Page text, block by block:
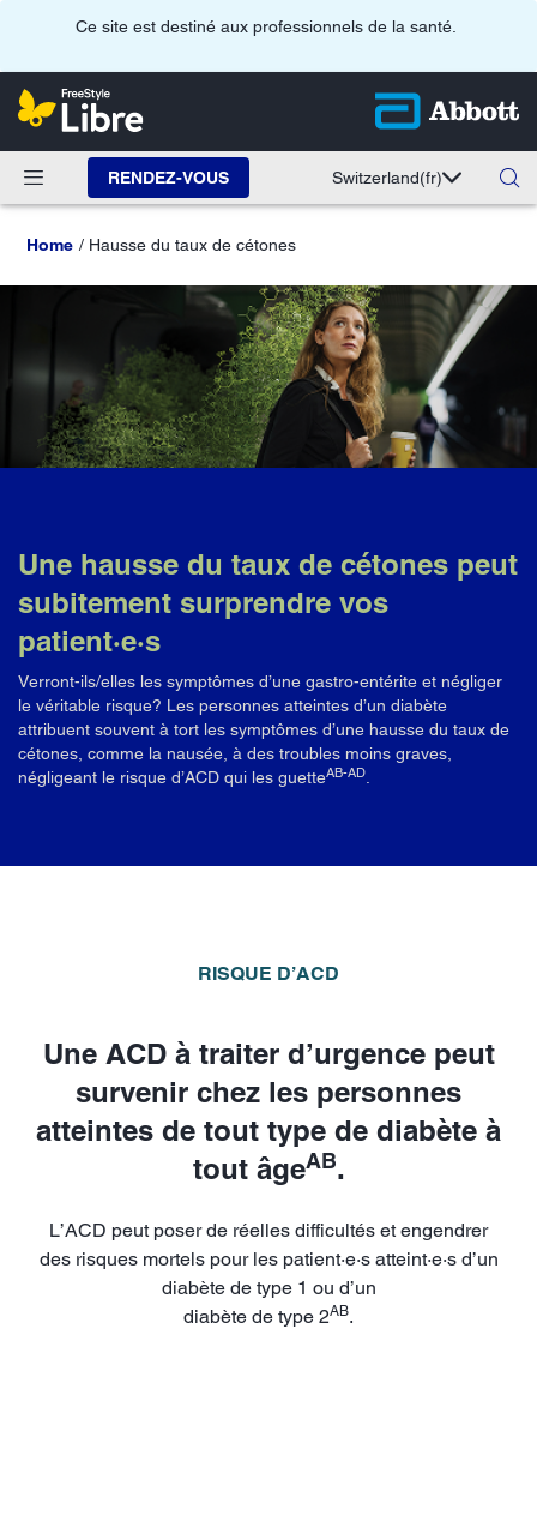
Ce site est destiné aux professionnels de la santé.
RENDEZ-VOUS Switzerland(fr)
Home Hausse du taux de cétones
Une hausse du taux de cétones peut
subitement surprendre vos
patient·e·s
Verront-ils/elles les symptômes d’une gastro-entérite et négliger
le véritable risque? Les personnes atteintes d’un diabète
attribuent souvent à tort les symptômes d’une hausse du taux de
cétones, comme la nausée, à des troubles moins graves,
négligeant le risque d’ACD qui les guetteAB-AD
RISQUE D’ACD
Une ACD à traiter d’urgence peut
survenir chez les personnes
atteintes de tout type de diabète à
tout âgeAB.
L’ACD peut poser de réelles difficultés et engendrer
des risques mortels pour les patient·e·s atteint·e·s d’un
diabète de type 1 ou d’un
diabète de type 2AB.